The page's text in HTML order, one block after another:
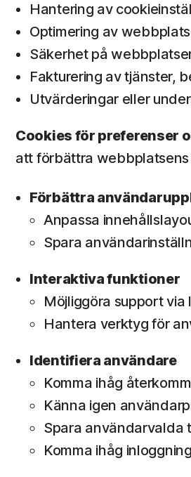
Hantering av
Optimering av
Säkerhet på
Fakturering av tjänster,
Utvärderingar eller
Cookies för preferenser
att förbättra
Förbättra
Anpassa
Spara
Interaktiva funktioner
Möjliggöra support via
Hantera verktyg för
Identifiera användare
Komma ihåg
Känna igen
Spara användarvalda
Komma ihåg